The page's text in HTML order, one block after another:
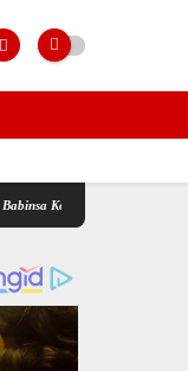
17/DB Kodim 0208/Asahan